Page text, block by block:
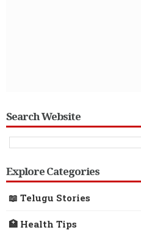
Search Website
Explore Categories
📖 Telugu Stories
🏥 Health Tips